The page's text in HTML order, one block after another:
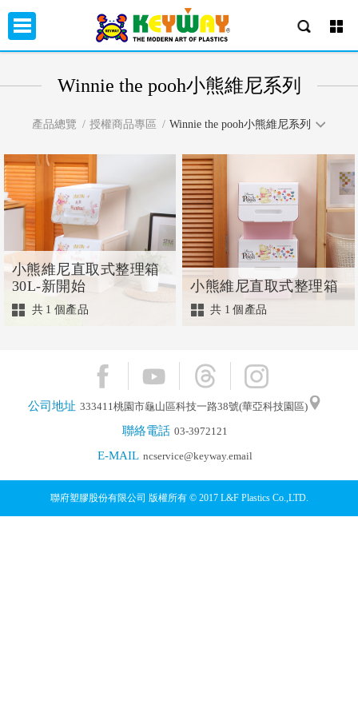
Winnie the pooh小熊維尼系列
產品總覽 授權商品專區 Winnie the pooh小熊維尼系列
小熊維尼直取式整理箱
30L-新開始
共 1 個產品
小熊維尼直取式整理箱
共 1 個產品
公司地址 333411桃園市龜山區科技一路38號(華亞科技園區)
聯絡電話 03-3972121
E-MAIL ncservice@keyway.email
聯府塑膠股份有限公司 版權所有 © 2017 L&F Plastics Co.,LTD.